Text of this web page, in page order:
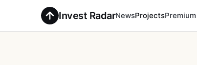
Invest RadarNewsProjects